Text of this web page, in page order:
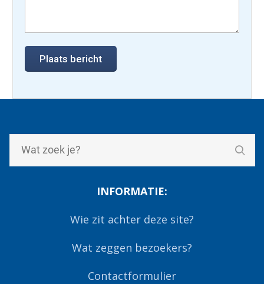
INFORMATIE:
Wie zit achter deze site?
Wat zeggen bezoekers?
Contactformulier